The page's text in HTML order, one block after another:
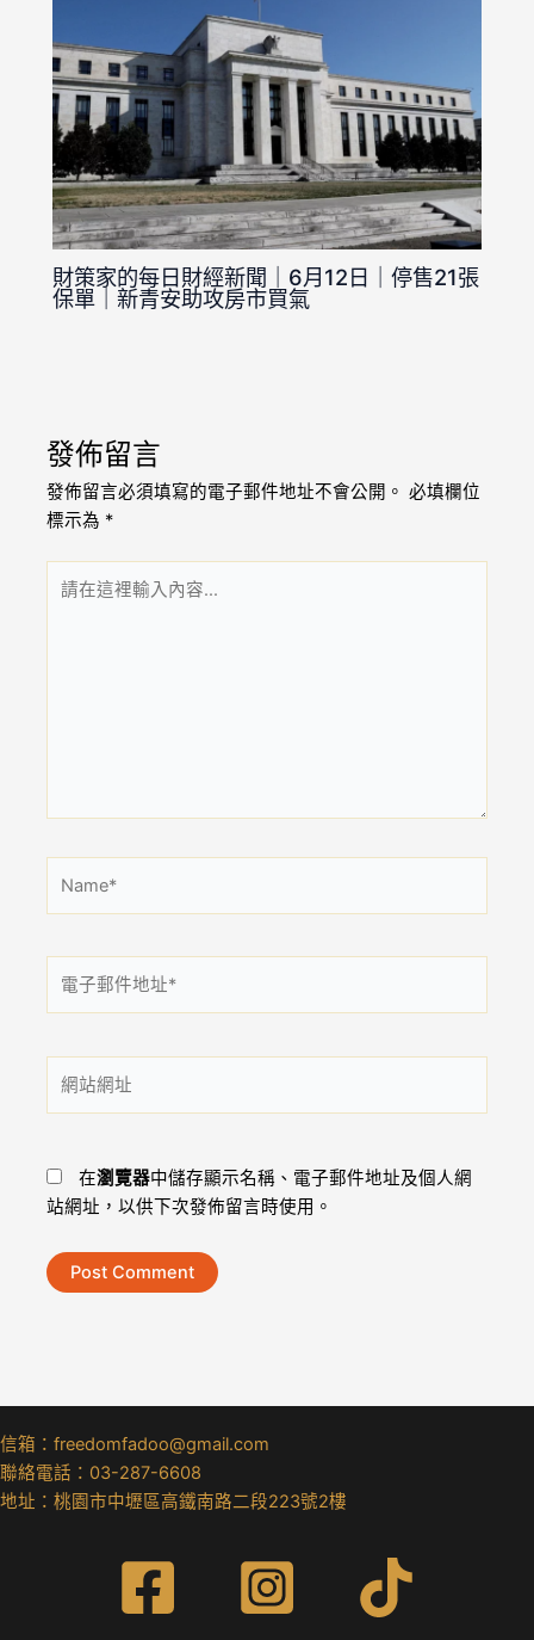
財策家的每日財經新聞｜6月12日｜停售21張
保單｜新青安助攻房市買氣
發佈留言
發佈留言必須填寫的電子郵件地址不會公開。 必填欄位
標示為 *
在
子
件
地
址
站
在瀏覽器中儲存顯示名稱、電子郵件地址及個人網
站網址，以供下次發佈留言時使用。
信箱：freedomfadoo@gmail.com
聯絡電話：03-287-6608
地址：桃園市中壢區高鐵南路二段223號2樓